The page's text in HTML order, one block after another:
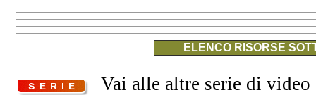
ELENCO RISORSE
Vai alle altre serie di